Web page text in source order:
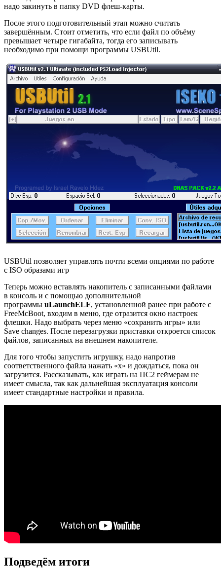
надо закинуть в папку DVD флеш-карты.
После этого подготовительный этап можно считать
завершённым. Стоит отметить, что если файл по объёму
превышает четыре гигабайта, тогда его записывать
необходимо при помощи программы USBUtil.
USBUtil позволяет управлять почти всеми опциями по работе
с ISO образами игр
Теперь можно вставлять накопитель с записанными файлами
в консоль и с помощью дополнительной
программы uLaunchELF, установленной ранее при работе с
FreeMcBoot, входим в меню, где отразится окно настроек
флешки. Надо выбрать через меню «сохранить игры» или
Save changes. После перезагрузки приставки откроется список
файлов, записанных на внешнем накопителе.
Для того чтобы запустить игрушку, надо напротив
соответственного файла нажать «х» и дождаться, пока он
загрузится. Рассказывать, как играть на ПС2 геймерам не
имеет смысла, так как дальнейшая эксплуатация консоли
имеет стандартные настройки и правила.
Подведём итоги